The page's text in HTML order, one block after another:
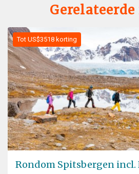
Tot US$3518 korting
Rondom Spitsbergen